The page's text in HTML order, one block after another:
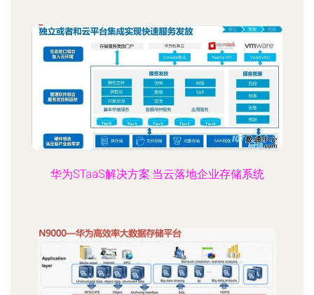
华为STaaS解决方案:当云落地企业存储系统